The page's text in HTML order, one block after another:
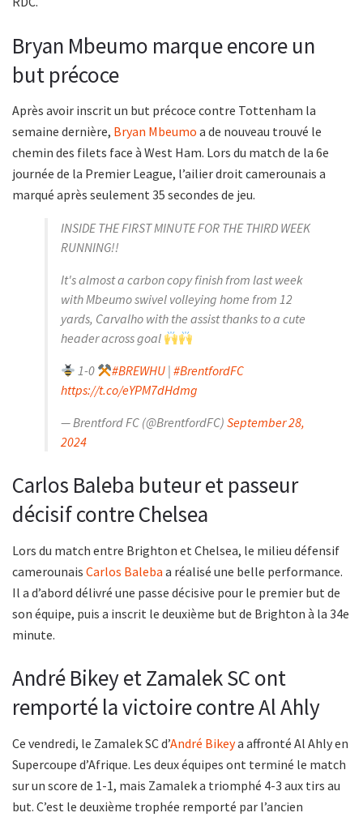
Bryan Mbeumo marque encore un
but précoce
Après avoir inscrit un but précoce contre Tottenham la
semaine dernière, Bryan Mbeumo a de nouveau trouvé le
chemin des filets face à West Ham. Lors du match de la 6e
journée de la Premier League, l’ailier droit camerounais a
marqué après seulement 35 secondes de jeu.
INSIDE THE FIRST MINUTE FOR THE THIRD WEEK
RUNNING!!
It's almost a carbon copy finish from last week
with Mbeumo swivel volleying home from 12
yards, Carvalho with the assist thanks to a cute
header across goal
1-0
#BREWHU |#BrentfordFC
https://t.co/eYPM7dHdmg
— Brentford FC (@BrentfordFC) September 28,
2024
Carlos Baleba buteur et passeur
décisif contre Chelsea
Lors du match entre Brighton et Chelsea, le milieu défensif
camerounais Carlos Baleba a réalisé une belle performance.
Il a d’abord délivré une passe décisive pour le premier but de
son équipe, puis a inscrit le deuxième but de Brighton à la 34e
minute.
André Bikey et Zamalek SC ont
remporté la victoire contre Al Ahly
Ce vendredi, le Zamalek SC d’André Bikeya affronté Al Ahly en
Supercoupe d’Afrique. Les deux équipes ont terminé le match
sur un score de 1-1, mais Zamalek a triomphé 4-3 aux tirs au
but. C’est le deuxième trophée remporté par l’ancien